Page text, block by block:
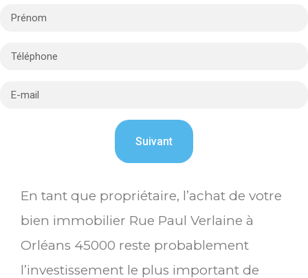
En tant que propriétaire, l’achat de votre
bien immobilier Rue Paul Verlaine à
Orléans 45000 reste probablement
l’investissement le plus important de